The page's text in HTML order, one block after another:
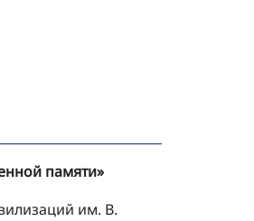
памяти»
им. В.